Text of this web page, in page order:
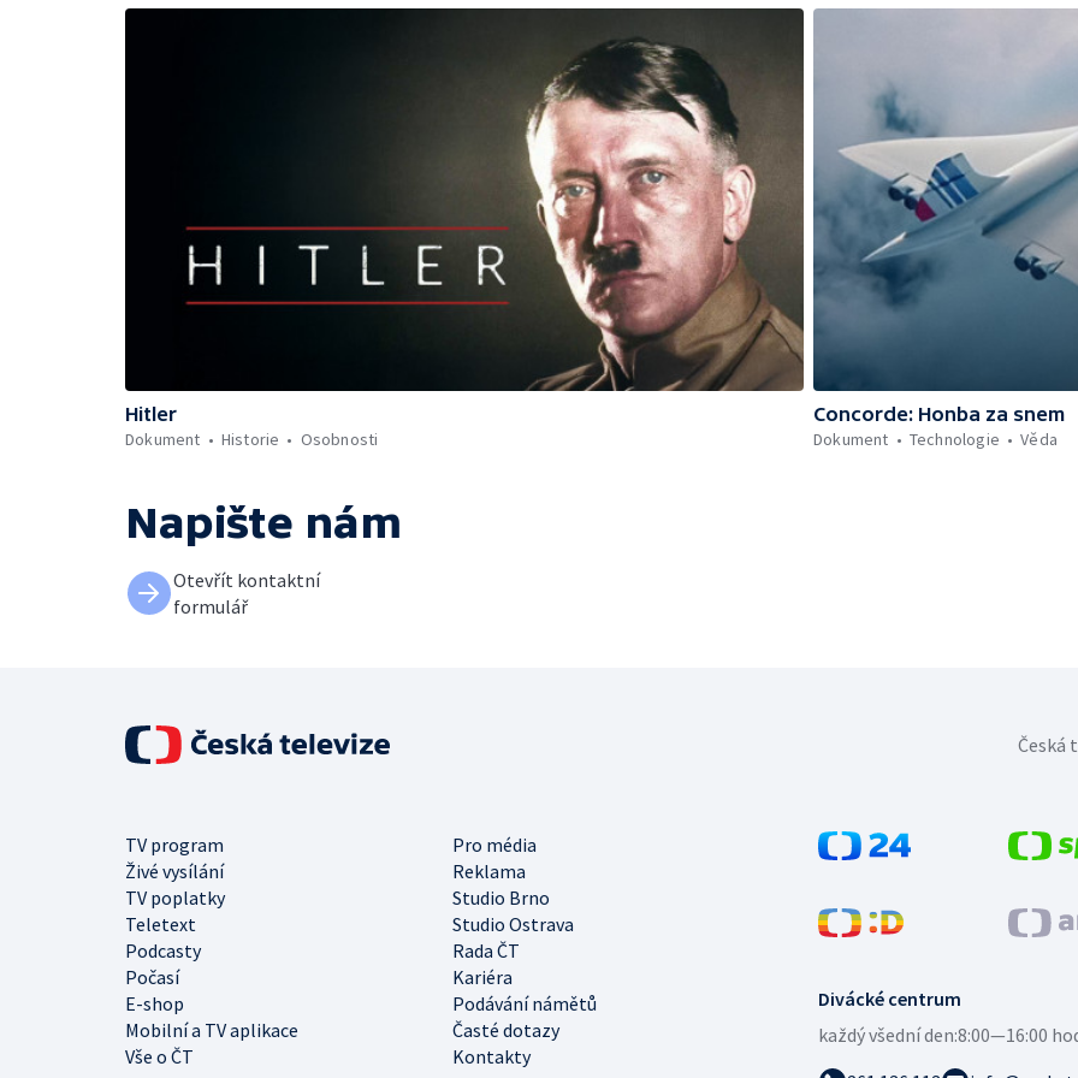
Hitler
Dokument
Historie Osobnosti
Concorde: Honba za snem
Dokument
Technologie Věda
Napište nám
Otevřít kontaktní
formulář
Divácké centrum
každý všední den:8:00—16:00
TV program
Pro média
Živé vysílání
Reklama
TV poplatky
Studio Brno
Teletext
Studio Ostrava
Podcasty
Rada ČT
Počasí
Kariéra
E-shop
Podávání námětů
Mobilní a TV aplikace
Časté dotazy
Vše o ČT
Kontakty
Česká